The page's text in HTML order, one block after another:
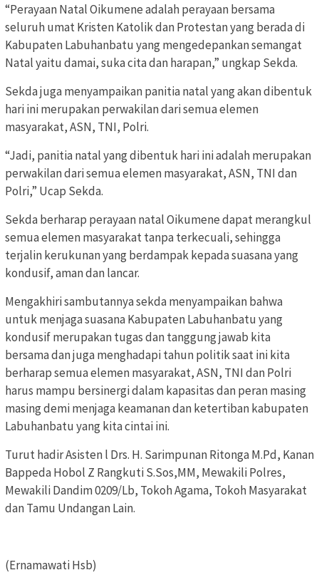
“Perayaan Natal Oikumene adalah perayaan bersama
seluruh umat Kristen Katolik dan Protestan yang berada di
Kabupaten Labuhanbatu yang mengedepankan semangat
Natal yaitu damai, suka cita dan harapan,” ungkap Sekda.
Sekda juga menyampaikan panitia natal yang akan dibentuk
hari ini merupakan perwakilan dari semua elemen
masyarakat, ASN, TNI, Polri.
“Jadi, panitia natal yang dibentuk hari ini adalah merupakan
perwakilan dari semua elemen masyarakat, ASN, TNI dan
Polri,” Ucap Sekda.
Sekda berharap perayaan natal Oikumene dapat merangkul
semua elemen masyarakat tanpa terkecuali, sehingga
terjalin kerukunan yang berdampak kepada suasana yang
kondusif, aman dan lancar.
Mengakhiri sambutannya sekda menyampaikan bahwa
untuk menjaga suasana Kabupaten Labuhanbatu yang
kondusif merupakan tugas dan tanggung jawab kita
bersama dan juga menghadapi tahun politik saat ini kita
berharap semua elemen masyarakat, ASN, TNI dan Polri
harus mampu bersinergi dalam kapasitas dan peran masing
masing demi menjaga keamanan dan ketertiban kabupaten
Labuhanbatu yang kita cintai ini.
Turut hadir Asisten l Drs. H. Sarimpunan Ritonga M.Pd, Kanan
Bappeda Hobol Z Rangkuti S.Sos,MM, Mewakili Polres,
Mewakili Dandim 0209/Lb, Tokoh Agama, Tokoh Masyarakat
dan Tamu Undangan Lain.
(Ernamawati Hsb)